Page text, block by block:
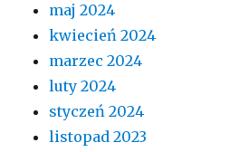
maj 2024
kwiecień 2024
marzec 2024
luty 2024
styczeń 2024
listopad 2023